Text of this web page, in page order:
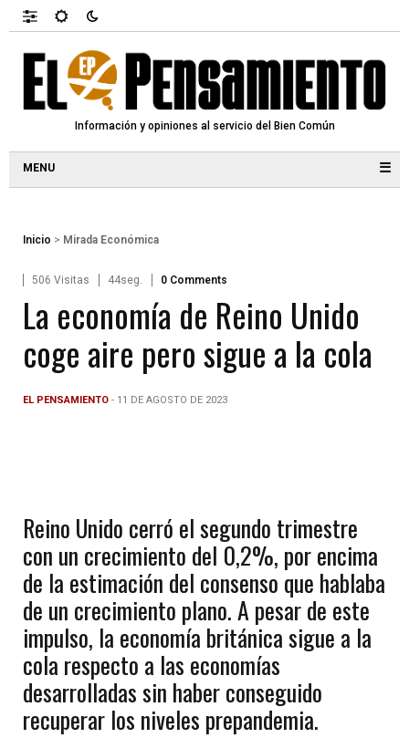
Información y opiniones al servicio del Bien Común
☰
Inicio > Mirada Económica
506 Visitas 44seg. 0 Comments
La economía de Reino Unido
coge aire pero sigue a la cola
EL PENSAMIENTO - 11 DE AGOSTO DE 2023
Reino Unido cerró el segundo trimestre
con un crecimiento del 0,2%, por encima
de la estimación del consenso que hablaba
de un crecimiento plano. A pesar de este
impulso, la economía británica sigue a la
cola respecto a las economías
desarrolladas sin haber conseguido
recuperar los niveles prepandemia.